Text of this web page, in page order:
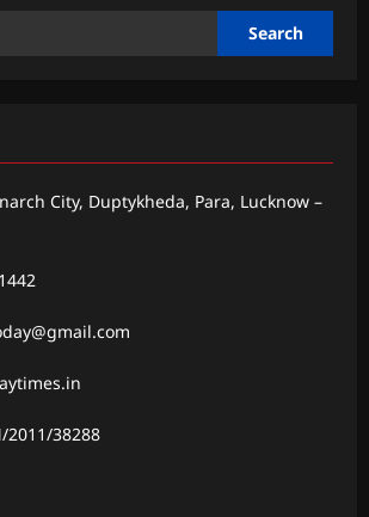
City, Duptykheda, Para, Lucknow –
2011/38288